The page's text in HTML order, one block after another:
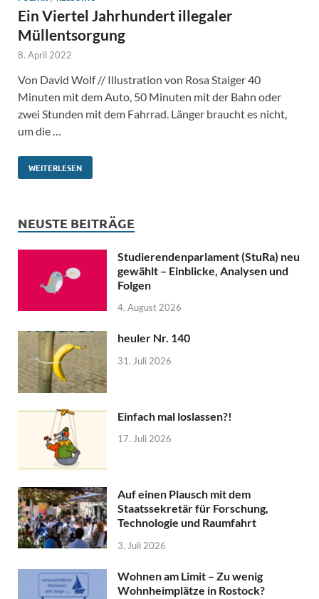
Ein Viertel Jahrhundert illegaler
Müllentsorgung
8. April 2022
Von David Wolf // Illustration von Rosa Staiger 40
Minuten mit dem Auto, 50 Minuten mit der Bahn oder
zwei Stunden mit dem Fahrrad. Länger braucht es nicht,
um die …
WEITERLESEN
NEUSTE BEITRÄGE
Studierendenparlament (StuRa) neu
gewählt – Einblicke, Analysen und
Folgen
4. August 2026
heuler Nr. 140
31. Juli 2026
Einfach mal loslassen?!
17. Juli 2026
Auf einen Plausch mit dem
Staatssekretär für Forschung,
Technologie und Raumfahrt
3. Juli 2026
Wohnen am Limit – Zu wenig
Wohnheimplätze in Rostock?